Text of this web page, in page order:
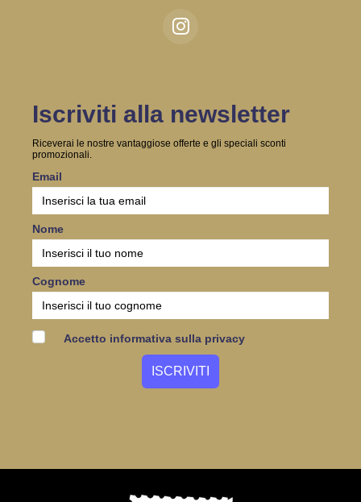
Iscriviti alla newsletter
Riceverai le nostre vantaggiose offerte e gli speciali sconti
promozionali.
Email
Nome
Cognome
Accetto informativa sulla privacy